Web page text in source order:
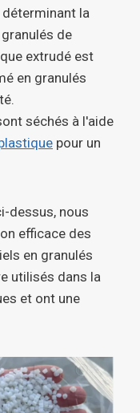
déterminant la
de
extrudé est
en granulés
séchés à l'aide
pour un
dessus, nous
efficace des
en granulés
utilisés dans la
et ont une